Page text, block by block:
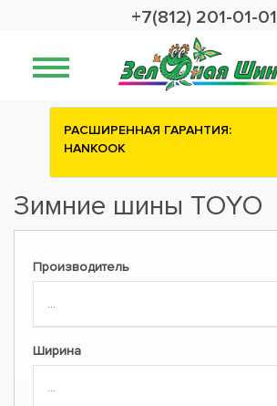
+7(812) 201-01-01
РАСШИРЕННАЯ ГАРАНТИЯ:
HANKOOK
Зимние шины TOYO
Производитель
Ширина